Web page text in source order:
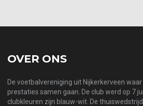
OVER ONS
De voetbalvereniging uit Nijkerkerveen
prestaties samen gaan. De club werd op 7
clubkleuren zijn blauw-wit. De